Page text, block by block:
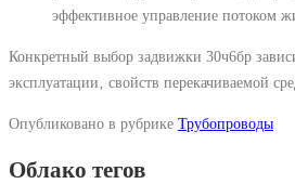
эффективное управление потоком
Конкретный выбор задвижки 30ч6бр
эксплуатации‚ свойств перекачиваемой
Опубликовано в рубрике Трубопроводы
Облако тегов